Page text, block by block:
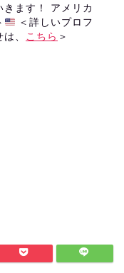
ます！ アメリカ
＜詳しいプロフ
、 こちら ＞